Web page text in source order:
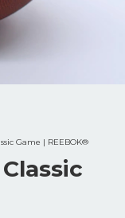
Game | REEBOK®